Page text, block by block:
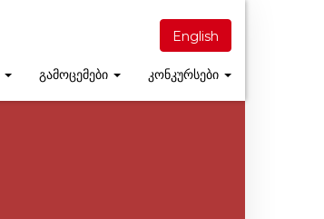
English
გამოცემები კონკურსები